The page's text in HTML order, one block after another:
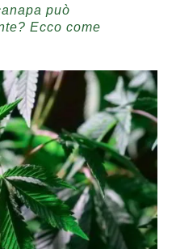
può
Ecco come